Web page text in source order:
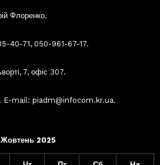
Флоренко.
40-71, 050-961-67-17.
7, офіс 307.
mail: piadm@infocom.kr.ua.
Жовтень 2025